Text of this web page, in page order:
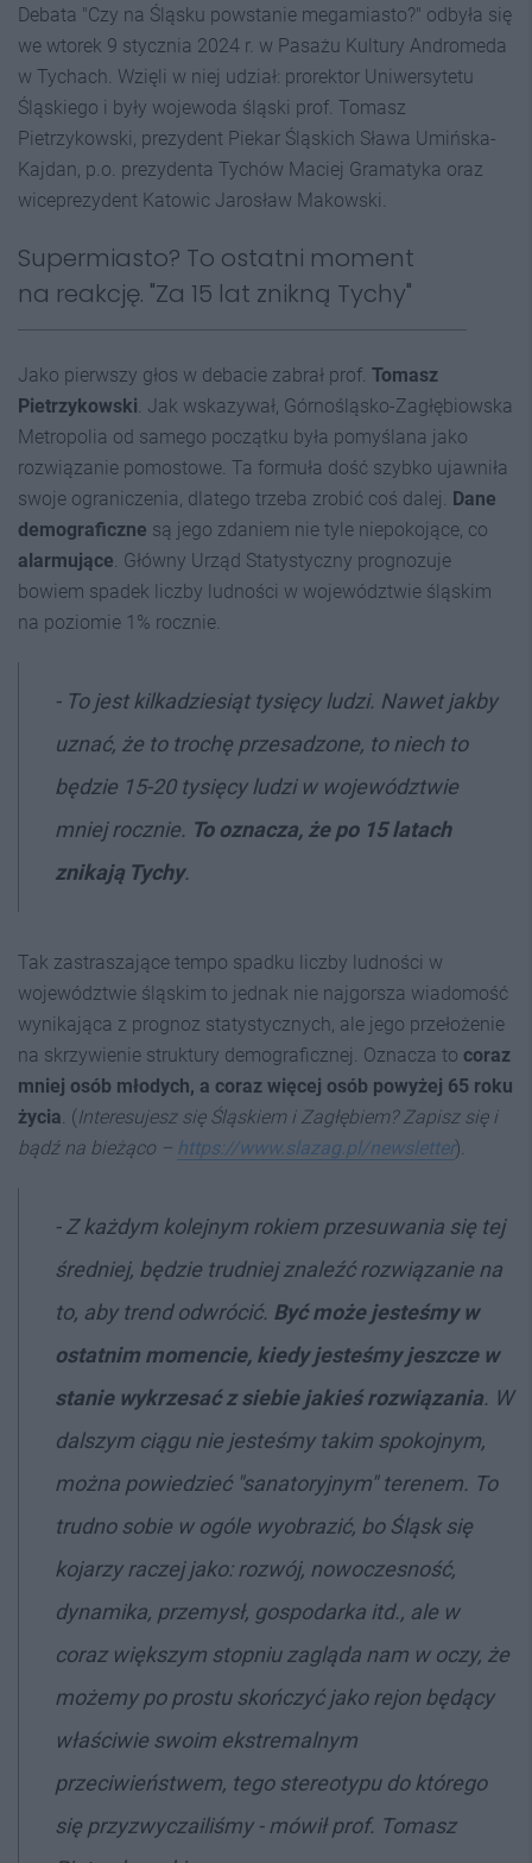
Debata "Czy na Śląsku powstanie megamiasto?" odbyła się
we wtorek 9 stycznia 2024 r. w Pasażu Kultury Andromeda
w Tychach. Wzięli w niej udział: prorektor Uniwersytetu
Śląskiego i były wojewoda śląski prof. Tomasz
Pietrzykowski, prezydent Piekar Śląskich Sława Umińska-
Kajdan, p.o. prezydenta Tychów Maciej Gramatyka oraz
wiceprezydent Katowic Jarosław Makowski.
Supermiasto? To ostatni moment
na reakcję. "Za 15 lat znikną Tychy"
Jako pierwszy głos w debacie zabrał prof. Tomasz
Pietrzykowski. Jak wskazywał, Górnośląsko-Zagłębiowska
Metropolia od samego początku była pomyślana jako
rozwiązanie pomostowe. Ta formuła dość szybko ujawniła
swoje ograniczenia, dlatego trzeba zrobić coś dalej. Dane
demograficzne są jego zdaniem nie tyle niepokojące, co
alarmujące. Główny Urząd Statystyczny prognozuje
bowiem spadek liczby ludności w województwie śląskim
na poziomie 1% rocznie.
- To jest kilkadziesiąt tysięcy ludzi. Nawet jakby
uznać, że to trochę przesadzone, to niech to
będzie 15-20 tysięcy ludzi w województwie
mniej rocznie. To oznacza, że po 15 latach
znikają Tychy.
Tak zastraszające tempo spadku liczby ludności w
województwie śląskim to jednak nie najgorsza wiadomość
wynikająca z prognoz statystycznych, ale jego przełożenie
na skrzywienie struktury demograficznej. Oznacza to coraz
mniej osób młodych, a coraz więcej osób powyżej 65 roku
życia. (Interesujesz się Śląskiem i Zagłębiem? Zapisz się i
bądź na bieżąco – https://www.slazag.pl/newsletter).
- Z każdym kolejnym rokiem przesuwania się tej
średniej, będzie trudniej znaleźć rozwiązanie na
to, aby trend odwrócić. Być może jesteśmy w
ostatnim momencie, kiedy jesteśmy jeszcze w
stanie wykrzesać z siebie jakieś rozwiązania. W
dalszym ciągu nie jesteśmy takim spokojnym,
można powiedzieć "sanatoryjnym" terenem. To
trudno sobie w ogóle wyobrazić, bo Śląsk się
kojarzy raczej jako: rozwój, nowoczesność,
dynamika, przemysł, gospodarka itd., ale w
coraz większym stopniu zagląda nam w oczy, że
możemy po prostu skończyć jako rejon będący
właściwie swoim ekstremalnym
przeciwieństwem, tego stereotypu do którego
się przyzwyczailiśmy - mówił prof. Tomasz